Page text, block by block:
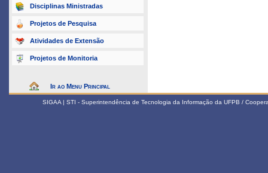
Disciplinas Ministradas
Projetos de Pesquisa
Atividades de Extensão
Projetos de Monitoria
Ir ao Menu Principal
SIGAA | STI - Superintendência de Tecnologia da Informação da UFPB /